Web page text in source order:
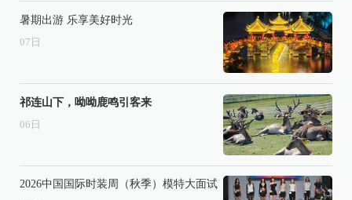
暑期出游 乐享美好时光
07 日
祁连山下，呦呦鹿鸣引客来
06 日
2026中国国际时装周（秋季）模特大面试